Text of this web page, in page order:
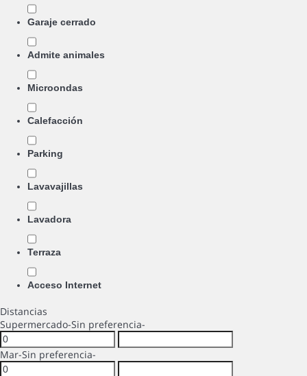
Garaje cerrado
Admite animales
Microondas
Calefacción
Parking
Lavavajillas
Lavadora
Terraza
Acceso Internet
Distancias
Supermercado-Sin preferencia-
Mar-Sin preferencia-